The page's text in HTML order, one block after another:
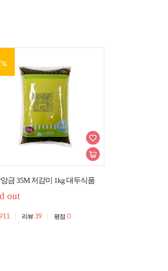
%
금 35M 저감미 1kg 대두식품
out
911 리뷰 39 평점 0